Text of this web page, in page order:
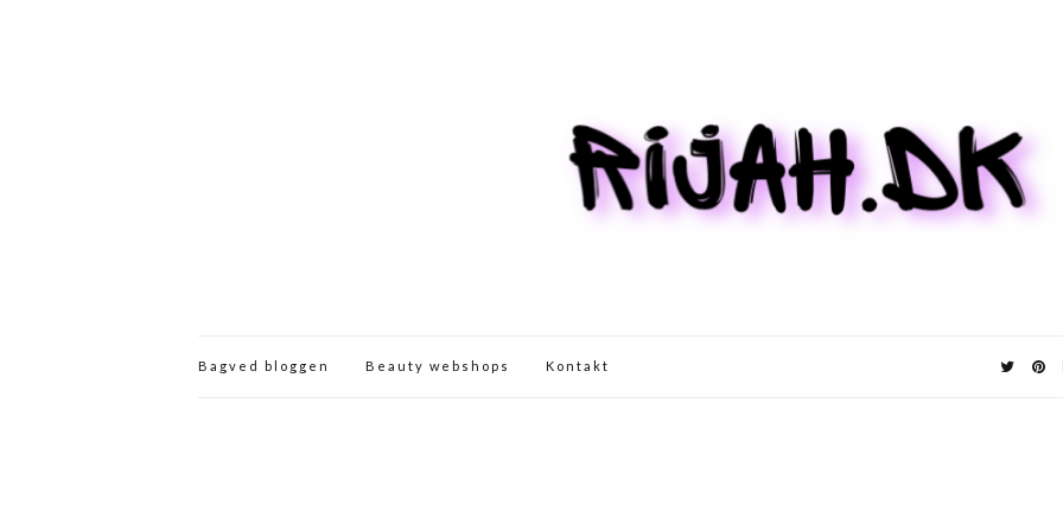
Bagved bloggen Beauty webshops Kontakt